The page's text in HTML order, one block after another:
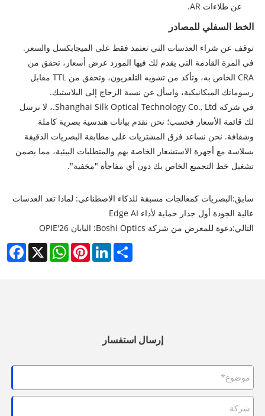
عن طلاءات AR.
الخط السفلي للمصادر
توقف عن شراء العدسات التي تعتمد فقط على الميجابكسل والسعر.
في المرة القادمة التي يقدم لك فيها المورد عرض أسعار، تحقق من
CRA الخاص به، وتأكد من تشويه التلفزيون، وتحقق من TTL مقابل
رسوماتك الميكانيكية، واسأل عن نسبة الزجاج إلى البلاستيك.
في شركة Shanghai Silk Optical Technology Co., Ltd.، لا نرسل
لك قائمة الأسعار فحسب؛ نحن نقدم بيانات هندسية بصرية كاملة
وشفافة. نحن نساعد فرق المشتريات على مطابقة البصريات الدقيقة
بسلاسة مع أجهزة الاستشعار الخاصة بهم والمتطلبات البيئية، مما يضمن
تشغيل خط التجميع الخاص بك دون أي مفاجأة "مخفية".
سابق:البصريات كمعالجات مسبقة للذكاء الاصطناعي: لماذا تعد العدسات
عالية الجودة أول جدار حماية لأداء Edge AI
التالي:دعوة للمعرض من شركة Boshi Optics: اليابان OPIE'26
X
WhatsAppPinterestLinkedInShare
إرسال استفسار